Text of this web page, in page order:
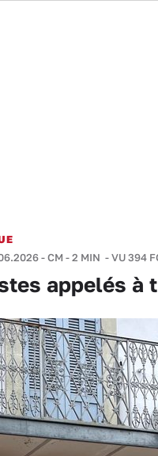
-CM -2 MIN - VU 394
appelés à